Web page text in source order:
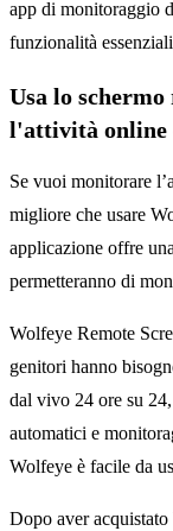
app di monitoraggio
funzionalità
Usa lo
l'attività online
Se vuoi monitorare
migliore che usare
applicazione offre
permetteranno di
Wolfeye Remote
genitori hanno
dal vivo 24 ore su
automatici e
Wolfeye è facile da
Dopo aver